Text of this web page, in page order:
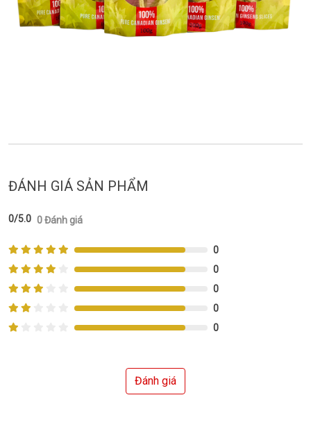
ĐÁNH GIÁ SẢN PHẨM
0/5.0 0 Đánh giá
0
0
0
0
0
Đánh giá